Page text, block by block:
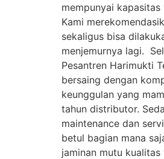
mempunyai
Kami
sekaligus bisa
menjemurnya lagi.
Pesantren Harimukti
bersaing dengan
keunggulan yang
tahun distributor.
maintenance dan
betul bagian mana
jaminan mutu